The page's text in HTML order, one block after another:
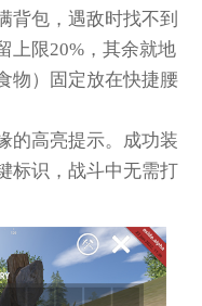
背包，遇敌时找不到
限20%，其余就地
物）固定放在快捷腰
的高亮提示。成功装
标识，战斗中无需打